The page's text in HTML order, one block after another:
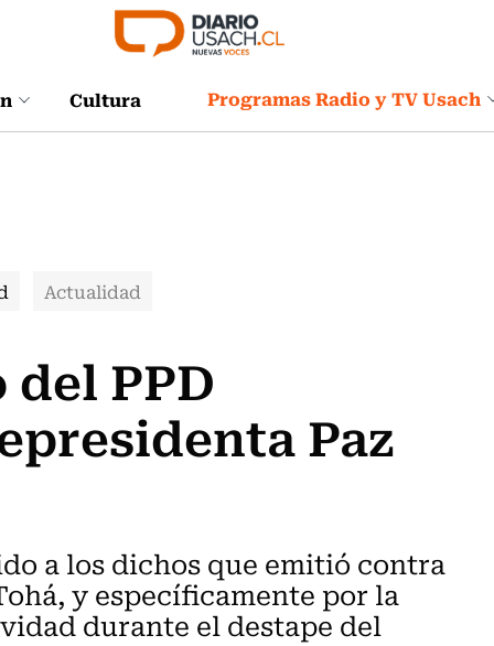
Cultura Programas Radio y TV Usach
Actualidad
PPD
Paz
a los dichos que emitió contra
y específicamente por la
durante el destape del